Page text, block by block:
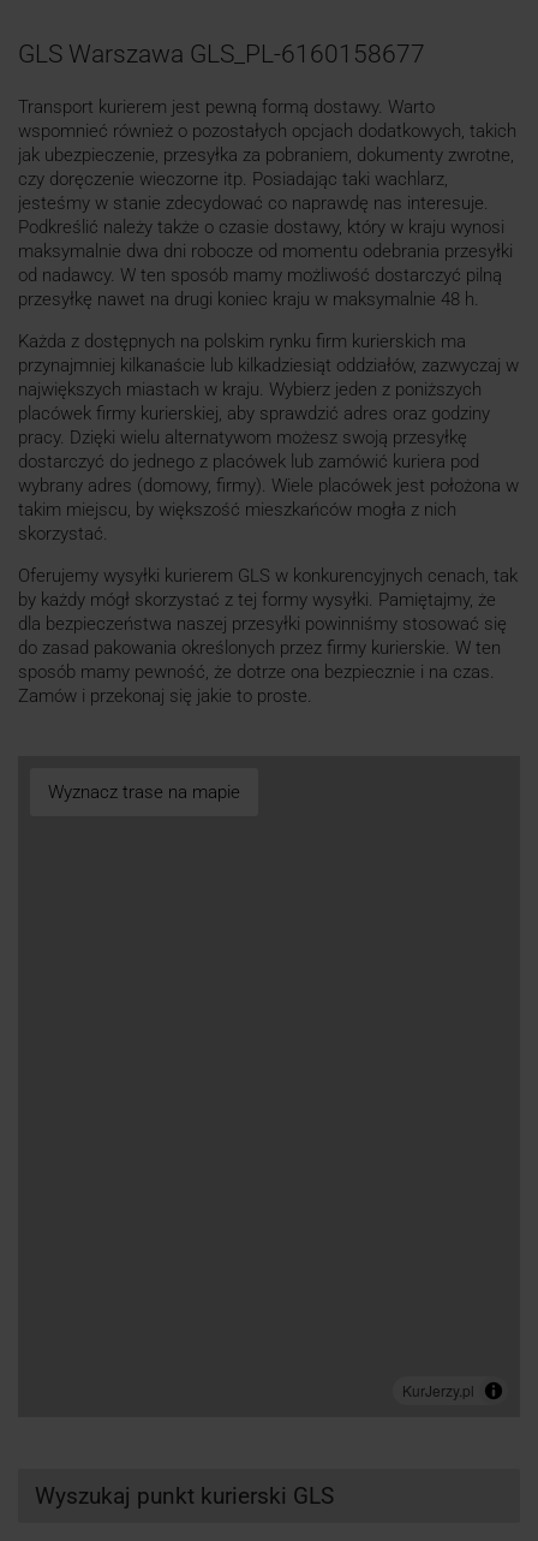
GLS Warszawa GLS_PL-6160158677
Transport kurierem jest pewną formą dostawy. Warto
wspomnieć również o pozostałych opcjach dodatkowych, takich
jak ubezpieczenie, przesyłka za pobraniem, dokumenty zwrotne,
czy doręczenie wieczorne itp. Posiadając taki wachlarz,
jesteśmy w stanie zdecydować co naprawdę nas interesuje.
Podkreślić należy także o czasie dostawy, który w kraju wynosi
maksymalnie dwa dni robocze od momentu odebrania przesyłki
od nadawcy. W ten sposób mamy możliwość dostarczyć pilną
przesyłkę nawet na drugi koniec kraju w maksymalnie 48 h.
Każda z dostępnych na polskim rynku firm kurierskich ma
przynajmniej kilkanaście lub kilkadziesiąt oddziałów, zazwyczaj w
największych miastach w kraju. Wybierz jeden z poniższych
placówek firmy kurierskiej, aby sprawdzić adres oraz godziny
pracy. Dzięki wielu alternatywom możesz swoją przesyłkę
dostarczyć do jednego z placówek lub zamówić kuriera pod
wybrany adres (domowy, firmy). Wiele placówek jest położona w
takim miejscu, by większość mieszkańców mogła z nich
skorzystać.
Oferujemy wysyłki kurierem GLS w konkurencyjnych cenach, tak
by każdy mógł skorzystać z tej formy wysyłki. Pamiętajmy, że
dla bezpieczeństwa naszej przesyłki powinniśmy stosować się
do zasad pakowania określonych przez firmy kurierskie. W ten
sposób mamy pewność, że dotrze ona bezpiecznie i na czas.
Zamów i przekonaj się jakie to proste.
Wyznacz trase na mapie
Wyszukaj punkt kurierski GLS